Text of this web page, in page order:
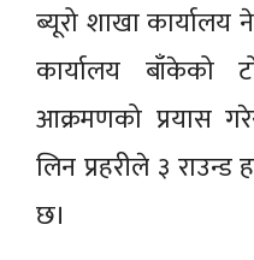
ब्यूरो शाखा
कार्यालय बाँकेको
आक्रमणको प्रयास
लिन प्रहरीले ३
छ।